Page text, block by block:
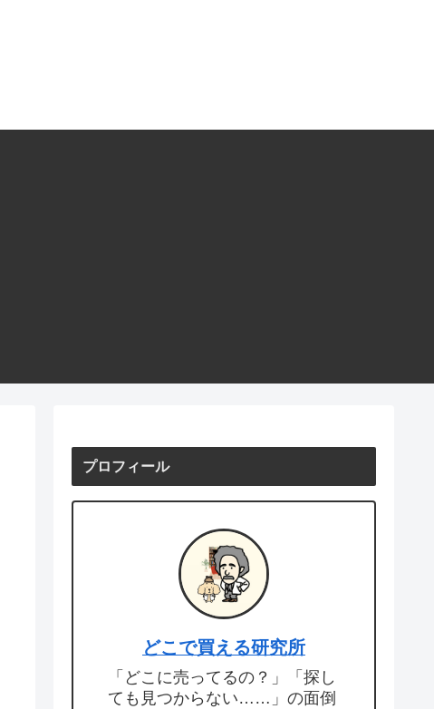
プロフィール
どこで買える研究所
「どこに売ってるの？」「探し
ても見つからない……」の面倒